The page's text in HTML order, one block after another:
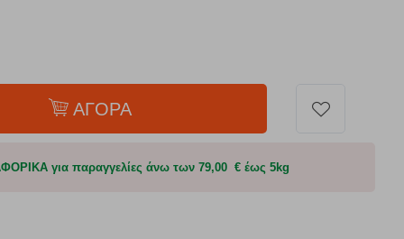
ΑΓΟΡΑ
για παραγγελίες άνω των 79,00 € έως 5kg